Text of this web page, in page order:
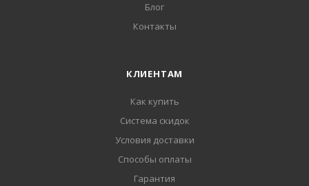
Блог
Контакты
КЛИЕНТАМ
Как купить
Система скидок
Условия доставки
Способы оплаты
Гарантия